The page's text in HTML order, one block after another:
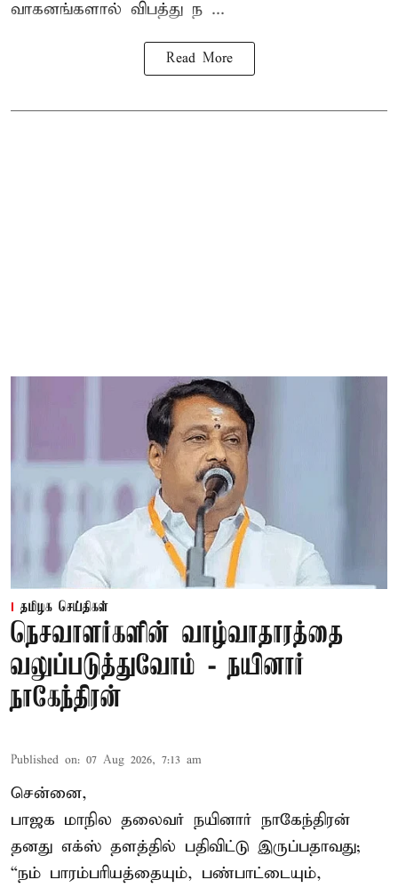
வாகனங்களால் விபத்து ந ...
Read More
தமிழக செய்திகள்
நெசவாளர்களின் வாழ்வாதாரத்தை
வலுப்படுத்துவோம் - நயினார்
நாகேந்திரன்
Published on: 07 Aug 2026, 7:13 am
சென்னை,
பாஜக மாநில தலைவர் நயினார் நாகேந்திரன்
தனது எக்ஸ் தளத்தில் பதிவிட்டு இருப்பதாவது;
“நம் பாரம்பரியத்தையும், பண்பாட்டையும்,